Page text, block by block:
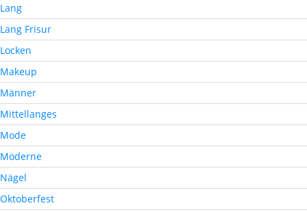
Lang
Lang Frisur
Locken
Makeup
Männer
Mittellanges
Mode
Moderne
Nägel
Oktoberfest